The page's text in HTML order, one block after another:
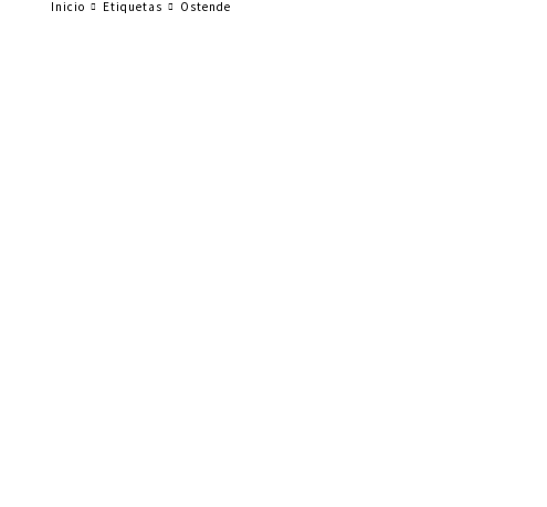
Inicio Etiquetas Ostende